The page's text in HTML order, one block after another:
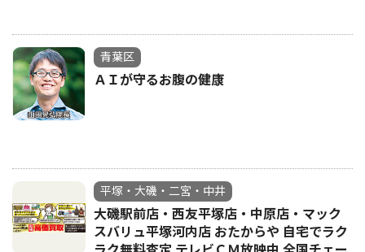
青葉区
ＡＩが守るお腹の健康
平塚・大磯・二宮・中井
大磯駅前店・西友平塚店・中原店・マック
スバリュ平塚河内店 おたからや 自宅でラク